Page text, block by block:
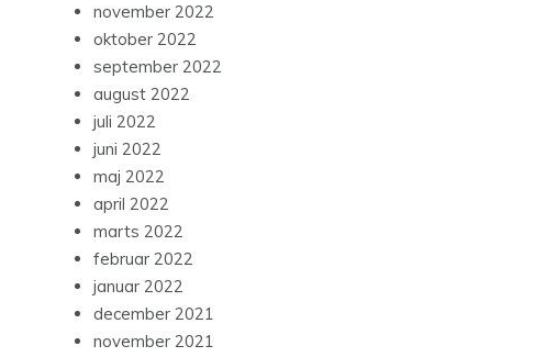
november 2022
oktober 2022
september 2022
august 2022
juli 2022
juni 2022
maj 2022
april 2022
marts 2022
februar 2022
januar 2022
december 2021
november 2021